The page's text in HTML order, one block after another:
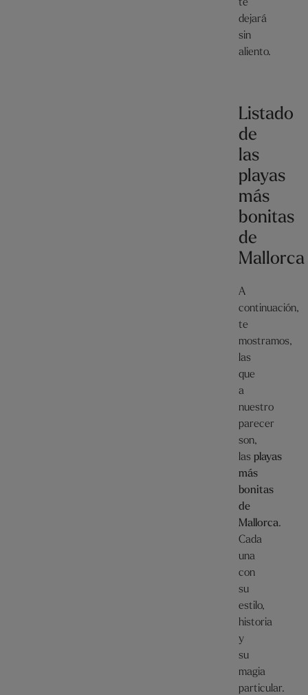
te
dejará
sin
aliento.
Listado
de
las
playas
más
bonitas
de
Mallorca
A
continuación,
te
mostramos,
las
que
a
nuestro
parecer
son,
las playas
más
bonitas
de
Mallorca.
Cada
una
con
su
estilo,
historia
y
su
magia
particular.